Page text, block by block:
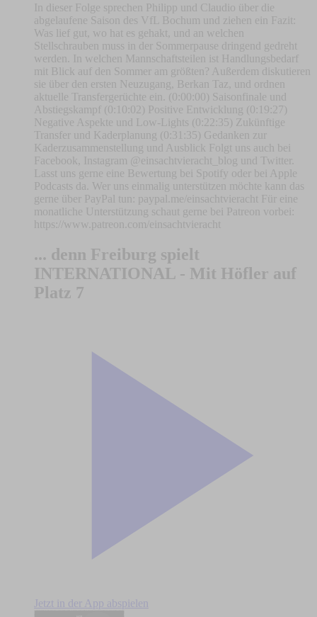
In dieser Folge sprechen Philipp und Claudio über die
abgelaufene Saison des VfL Bochum und ziehen ein Fazit:
Was lief gut, wo hat es gehakt, und an welchen
Stellschrauben muss in der Sommerpause dringend gedreht
werden. In welchen Mannschaftsteilen ist Handlungsbedarf
mit Blick auf den Sommer am größten? Außerdem diskutieren
sie über den ersten Neuzugang, Berkan Taz, und ordnen
aktuelle Transfergerüchte ein. (0:00:00) Saisonfinale und
Abstiegskampf (0:10:02) Positive Entwicklung (0:19:27)
Negative Aspekte und Low-Lights (0:22:35) Zukünftige
Transfer und Kaderplanung (0:31:35) Gedanken zur
Kaderzusammenstellung und Ausblick Folgt uns auch bei
Facebook, Instagram @einsachtvieracht_blog und Twitter.
Lasst uns gerne eine Bewertung bei Spotify oder bei Apple
Podcasts da. Wer uns einmalig unterstützen möchte kann das
gerne über PayPal tun: paypal.me/einsachtvieracht Für eine
monatliche Unterstützung schaut gerne bei Patreon vorbei:
https://www.patreon.com/einsachtvieracht
... denn Freiburg spielt
INTERNATIONAL - Mit Höfler auf
Platz 7
Jetzt in der App abspielen